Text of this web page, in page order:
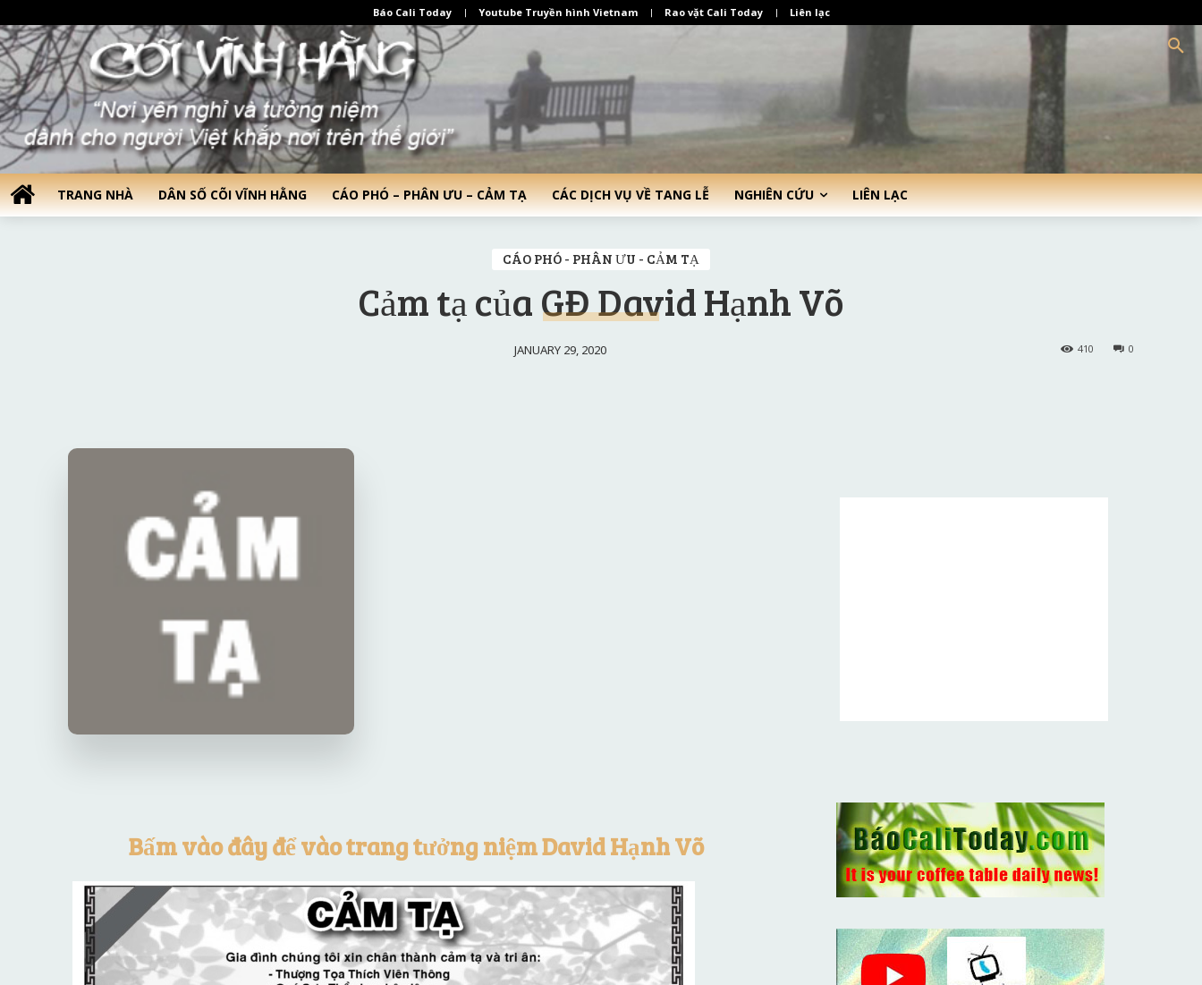
Báo Cali Today Youtube Truyền hình Vietnam Rao vặt Cali Today Liên lạc
TRANG NHÀ DÂN SỐ CÕI VĨNH HẰNG CÁO PHÓ – PHÂN ƯU – CẢM TẠ CÁC DỊCH VỤ VỀ TANG LỄ NGHIÊN CỨU LIÊN LẠC
CÁO PHÓ - PHÂN ƯU - CẢM TẠ
Cảm tạ của GĐ David Hạnh Võ
JANUARY 29, 2020 0
410
Bấm vào đây để vào trang tưởng niệm David Hạnh Võ